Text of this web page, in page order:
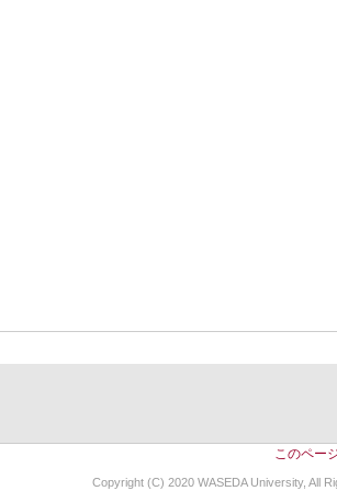
このペー
Copyright (C) 2020 WASEDA University, All